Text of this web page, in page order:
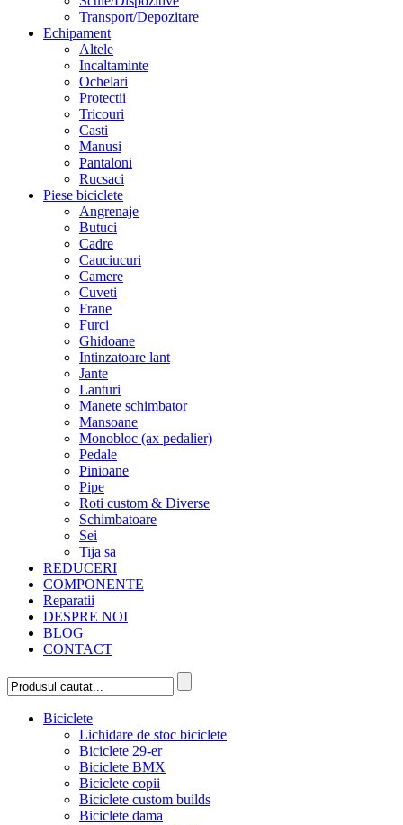
Transport/Depozitare
Echipament
Altele
Incaltaminte
Ochelari
Protectii
Tricouri
Casti
Manusi
Pantaloni
Rucsaci
Piese biciclete
Angrenaje
Butuci
Cadre
Cauciucuri
Camere
Cuveti
Frane
Furci
Ghidoane
Intinzatoare lant
Jante
Lanturi
Manete schimbator
Mansoane
Monobloc (ax pedalier)
Pedale
Pinioane
Pipe
Roti custom & Diverse
Schimbatoare
Sei
Tija sa
REDUCERI
COMPONENTE
Reparatii
DESPRE NOI
BLOG
CONTACT
Biciclete
Lichidare de stoc biciclete
Biciclete 29-er
Biciclete BMX
Biciclete copii
Biciclete custom builds
Biciclete dama